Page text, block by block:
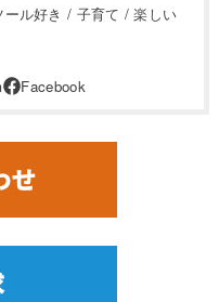
ル好き / 子育て / 楽しい